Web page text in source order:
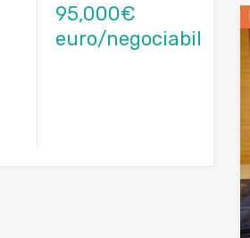
95,000€
euro/negociabil